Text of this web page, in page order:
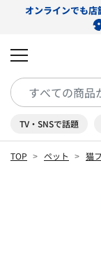
オンラインでも店
TV・SNSで話題
TOP ペット 猫